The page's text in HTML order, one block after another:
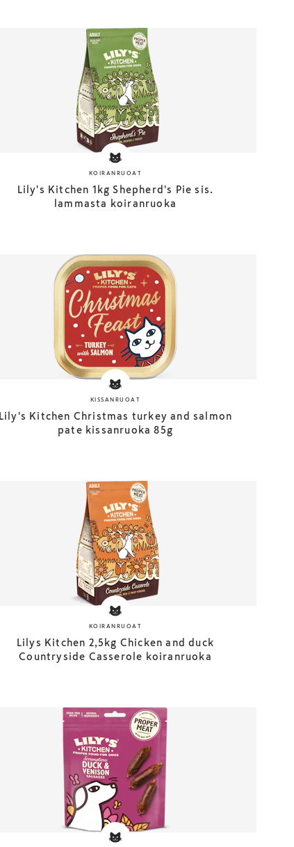
KOIRANRUOAT
Lily's Kitchen 1kg Shepherd's Pie sis.
lammasta koiranruoka
KISSANRUOAT
Lily's Kitchen Christmas turkey and salmon
pate kissanruoka 85g
KOIRANRUOAT
Lilys Kitchen 2,5kg Chicken and duck
Countryside Casserole koiranruoka